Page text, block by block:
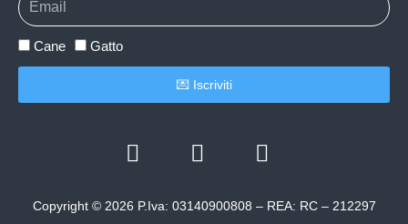
Copyright © 2026 P.Iva: 03140900808 – REA: RC – 212297
Cane Gatto
💌 Iscriviti